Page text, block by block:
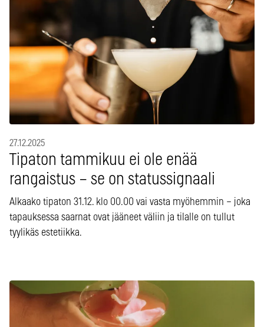
27.12.2025
Tipaton tammikuu ei ole enää
rangaistus – se on statussignaali
Alkaako tipaton 31.12. klo 00.00 vai vasta myöhemmin – joka
tapauksessa saarnat ovat jääneet väliin ja tilalle on tullut
tyylikäs estetiikka.